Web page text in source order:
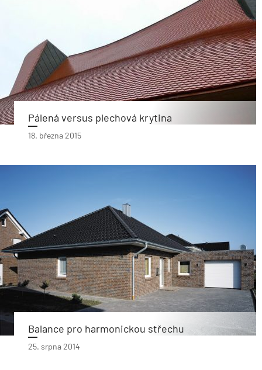
Pálená versus plechová krytina
18. března 2015
Balance pro harmonickou střechu
25. srpna 2014